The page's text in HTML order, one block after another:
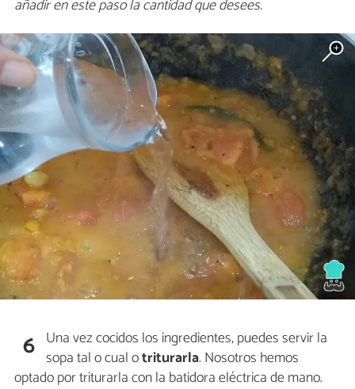
añadir en este paso la cantidad que desees.
6 Una vez cocidos los ingredientes, puedes servir la
sopa tal o cual otriturarla. Nosotros hemos
optado por triturarla con la batidora eléctrica de mano.